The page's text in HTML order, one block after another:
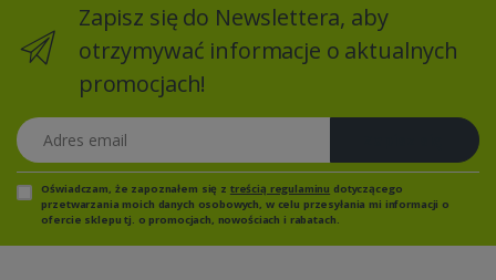
Zapisz się do Newslettera, aby
otrzymywać informacje o aktualnych
promocjach!
Adres email
Oświadczam, że zapoznałem się z treścią regulaminu dotyczącego
przetwarzania moich danych osobowych, w celu przesyłania mi informacji o
ofercie sklepu tj. o promocjach, nowościach i rabatach.